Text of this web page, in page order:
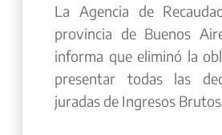
La Agencia de
provincia de Buenos
informa que eliminó la
presentar todas las
juradas de Ingresos Brutos